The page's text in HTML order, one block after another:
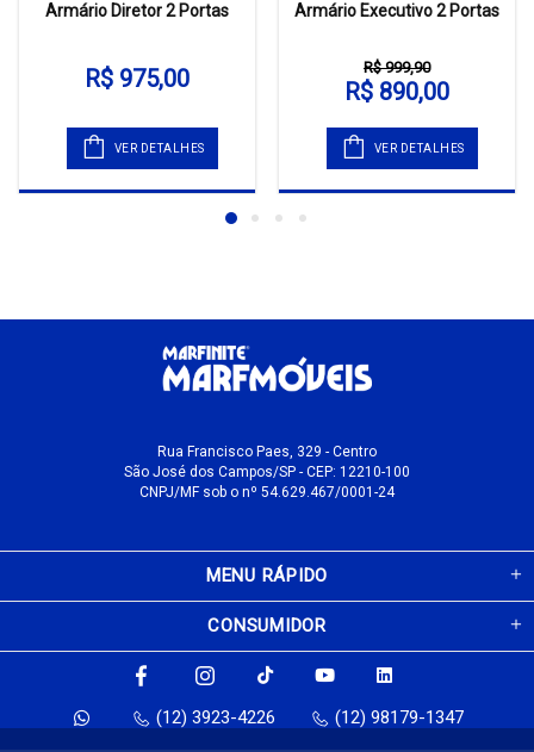
Armário Diretor 2 Portas
R$ 975,00
VER DETALHES
Armário Executivo 2 Portas
R$ 999,90
R$ 890,00
VER DETALHES
Rua Francisco Paes, 329 - Centro
São José dos Campos/SP - CEP: 12210-100
CNPJ/MF sob o nº 54.629.467/0001-24
MENU RÁPIDO
CONSUMIDOR
(12) 3923-4226 (12) 98179-1347